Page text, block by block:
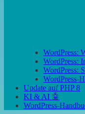
WordPress:
WordPress:
WordPress:
WordPress-
Update auf PHP 8
KI & AI 🤖
WordPress-